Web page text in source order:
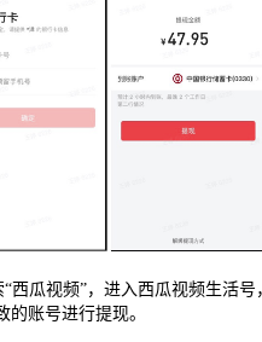
西瓜视频”，进入西瓜视频生
账号进行提现。